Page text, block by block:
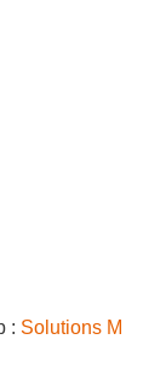
: Solutions M